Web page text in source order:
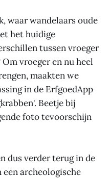
waar wandelaars oude
het huidige
tussen vroeger
vroeger en nu heel
maakten we
in de ErfgoedApp
Beetje bij
foto tevoorschijn
dus verder terug in de
archeologische